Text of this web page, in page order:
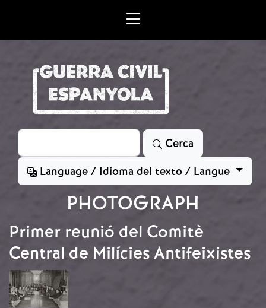
Cerca
Cerca
Language / Idioma del texto / Langue
PHOTOGRAPH
Primer reunió del Comitè
Central de Milícies Antifeixistes
Imatge